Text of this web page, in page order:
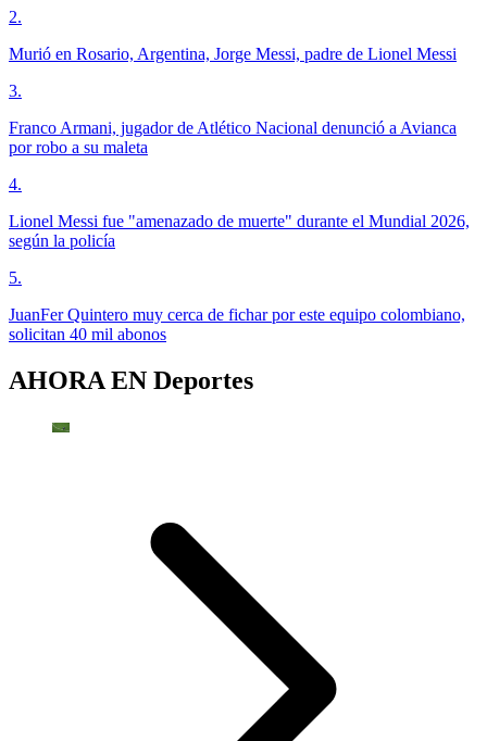
2.
Murió en Rosario, Argentina, Jorge Messi, padre de Lionel Messi
3.
Franco Armani, jugador de Atlético Nacional denunció a Avianca
por robo a su maleta
4.
Lionel Messi fue "amenazado de muerte" durante el Mundial 2026,
según la policía
5.
JuanFer Quintero muy cerca de fichar por este equipo colombiano,
solicitan 40 mil abonos
AHORA EN Deportes